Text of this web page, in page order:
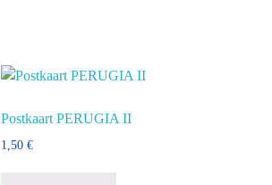
Postkaart PERUGIA II
1,50 €